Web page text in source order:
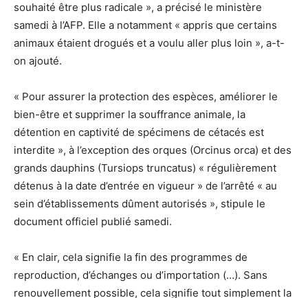
souhaité être plus radicale », a précisé le ministère
samedi à l’AFP. Elle a notamment « appris que certains
animaux étaient drogués et a voulu aller plus loin », a-t-
on ajouté.
« Pour assurer la protection des espèces, améliorer le
bien-être et supprimer la souffrance animale, la
détention en captivité de spécimens de cétacés est
interdite », à l’exception des orques (Orcinus orca) et des
grands dauphins (Tursiops truncatus) « régulièrement
détenus à la date d’entrée en vigueur » de l’arrêté « au
sein d’établissements dûment autorisés », stipule le
document officiel publié samedi.
« En clair, cela signifie la fin des programmes de
reproduction, d’échanges ou d’importation (…). Sans
renouvellement possible, cela signifie tout simplement la